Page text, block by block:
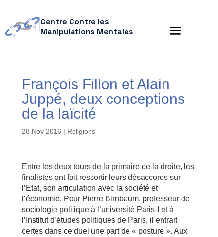
Centre Contre les
Manipulations Mentales
François Fillon et Alain
Juppé, deux conceptions
de la laïcité
28 Nov 2016 | Religions
Entre les deux tours de la primaire de la droite, les
finalistes ont fait ressortir leurs désaccords sur
l’Etat, son articulation avec la société et
l’économie. Pour Pierre ­Birnbaum, professeur de
sociologie politique à l’université Paris-I et à
l’Institut d’études politiques de Paris, il entrait
certes dans ce duel une part de « posture ». Aux